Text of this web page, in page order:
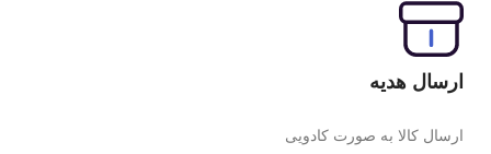
ارسال هدیه
ارسال کالا به صورت کادویی